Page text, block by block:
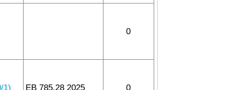
0
1) EB 785.28 2025 0